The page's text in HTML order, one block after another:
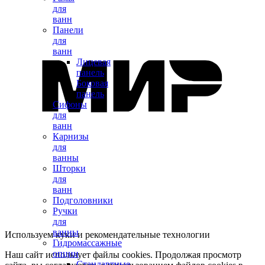
для
ванн
Панели
для
ванн
Лицевая
панель
Боковая
панель
Сифоны
для
ванн
Карнизы
для
ванны
Шторки
для
ванн
Подголовники
Ручки
для
ванны
Гидромассажные
опции
Используем куки и рекомендательные технологии
Наш сайт использует файлы cookies. Продолжая просмотр